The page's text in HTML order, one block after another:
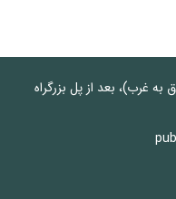
به غرب)، بعد از پل بزرگراه